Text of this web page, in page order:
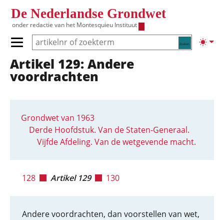
De Nederlandse Grondwet
onder redactie van het Montesquieu Instituut
Zoeken
Primair menu tonen/verbergen
Hoofdnavigatie
Artikel 129: Andere
voordrachten
Grondwet van 1963
Derde Hoofdstuk. Van de Staten-Generaal.
Vijfde Afdeling. Van de wetgevende macht.
128 Artikel 129 130
Andere voordrachten, dan voorstellen van wet,